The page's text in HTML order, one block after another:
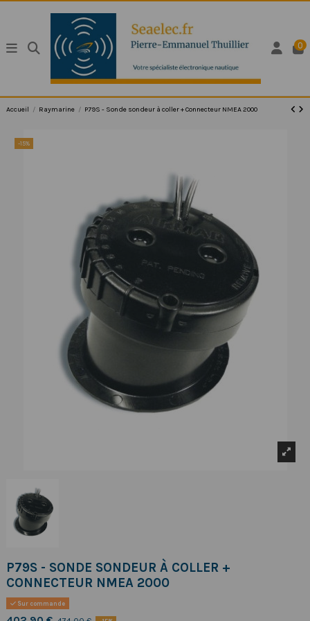
0
Accueil Raymarine P79S - Sonde sondeur à coller + Connecteur NMEA 2000
-15%
P79S - SONDE SONDEUR À COLLER +
CONNECTEUR NMEA 2000
Sur commande